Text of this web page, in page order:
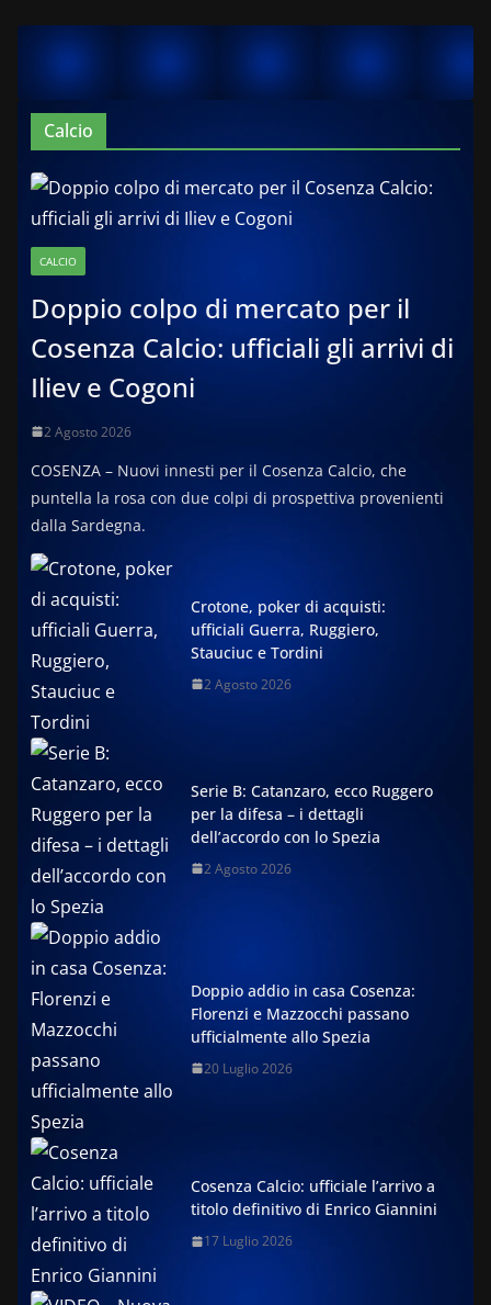
Calcio
CALCIO
Doppio colpo di mercato per il
Cosenza Calcio: ufficiali gli arrivi di
Iliev e Cogoni
2 Agosto 2026
COSENZA – Nuovi innesti per il Cosenza Calcio, che
puntella la rosa con due colpi di prospettiva provenienti
dalla Sardegna.
Crotone, poker di acquisti:
ufficiali Guerra, Ruggiero,
Stauciuc e Tordini
2 Agosto 2026
Serie B: Catanzaro, ecco Ruggero
per la difesa – i dettagli
dell’accordo con lo Spezia
2 Agosto 2026
Doppio addio in casa Cosenza:
Florenzi e Mazzocchi passano
ufficialmente allo Spezia
20 Luglio 2026
Cosenza Calcio: ufficiale l’arrivo a
titolo definitivo di Enrico Giannini
17 Luglio 2026